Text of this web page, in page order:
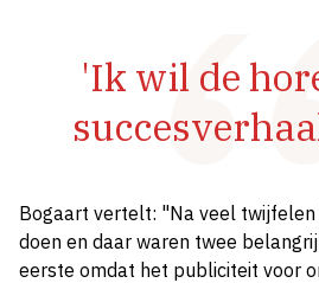
'Ik wil de
Bogaart vertelt: "Na veel
doen en daar waren twee
eerste omdat het publiciteit voor